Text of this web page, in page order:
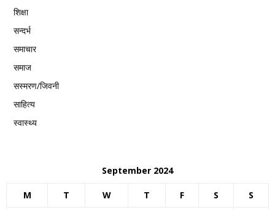
शिक्षा
सन्दर्भ
समाचार
समाज
सस्मरण/जिवनी
साहित्य
स्वास्थ्य
September 2024
M T W T F S S